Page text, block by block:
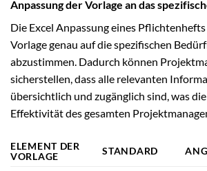
Anpassung der Vorlage an das
Die Excel Anpassung eines
Vorlage genau auf die spezifischen
abzustimmen. Dadurch können
sicherstellen, dass alle relevanten
übersichtlich und zugänglich sind, was
Effektivität des gesamten
ELEMENT DER
VORLAGE
STANDARD